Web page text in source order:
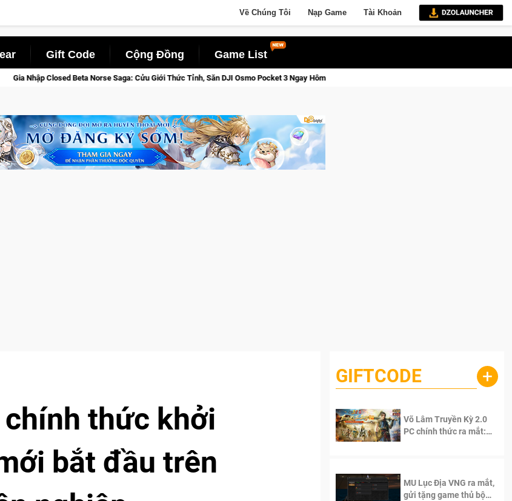
Về Chúng Tôi Nạp Game Tài Khoản
Gift Code Cộng Đồng Game List
Cửu Giới Thức Tỉnh, Săn DJI Osmo Pocket 3 Ngay Hôm Nay Lineage W – Quyền lực và tài phú sẽ về tay kẻ đoạt được
chính thức khởi
bắt đầu trên
GIFTCODE +
Võ Lâm Truyền Kỳ 2.0
PC chính thức ra mắt:
MU Lục Địa VNG ra mắt,
gửi tặng game thủ bộ